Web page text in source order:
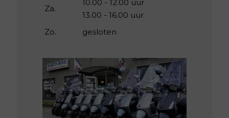
Za.
10.00 - 12.00 uur
13.00 - 16.00 uur
Zo.
gesloten